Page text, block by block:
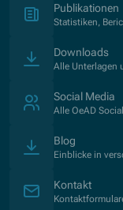
Publikationen
Statistiken,
Downloads
Alle Unterlagen
Social Media
Alle OeAD
Blog
Einblicke in
Kontakt